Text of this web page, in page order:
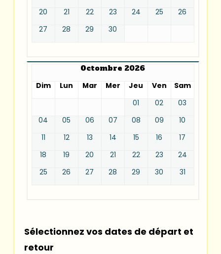
20
21 22 23 24 25
26
27
28 29 30
Octombre 2026
Dim
Lun Mar Mer Jeu Ven
Sam
01
02
03
04
05 06 07 08 09
10
11
12 13 14 15 16
17
18
19 20 21 22 23
24
25
26 27 28 29 30 31
Sélectionnez vos dates de départ et
retour